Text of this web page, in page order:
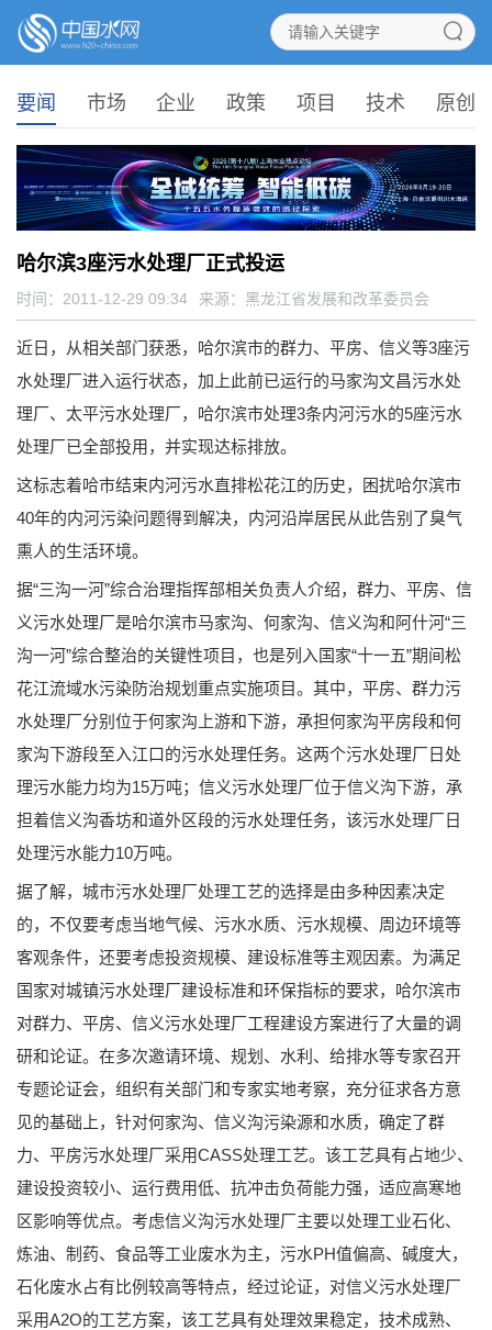
要闻 市场 企业 政策 项目 技术 原创
哈尔滨3座污水处理厂正式投运
时间：2011-12-29 09:34 来源： 黑龙江省发展和改革委员会
近日，从相关部门获悉，哈尔滨市的群力、平房、信义等3座污
水处理厂进入运行状态，加上此前已运行的马家沟文昌污水处
理厂、太平污水处理厂，哈尔滨市处理3条内河污水的5座污水
处理厂已全部投用，并实现达标排放。
这标志着哈市结束内河污水直排松花江的历史，困扰哈尔滨市
40年的内河污染问题得到解决，内河沿岸居民从此告别了臭气
熏人的生活环境。
据“三沟一河”综合治理指挥部相关负责人介绍，群力、平房、信
义污水处理厂是哈尔滨市马家沟、何家沟、信义沟和阿什河“三
沟一河”综合整治的关键性项目，也是列入国家“十一五”期间松
花江流域水污染防治规划重点实施项目。其中，平房、群力污
水处理厂分别位于何家沟上游和下游，承担何家沟平房段和何
家沟下游段至入江口的污水处理任务。这两个污水处理厂日处
理污水能力均为15万吨；信义污水处理厂位于信义沟下游，承
担着信义沟香坊和道外区段的污水处理任务，该污水处理厂日
处理污水能力10万吨。
据了解，城市污水处理厂处理工艺的选择是由多种因素决定
的，不仅要考虑当地气候、污水水质、污水规模、周边环境等
客观条件，还要考虑投资规模、建设标准等主观因素。为满足
国家对城镇污水处理厂建设标准和环保指标的要求，哈尔滨市
对群力、平房、信义污水处理厂工程建设方案进行了大量的调
研和论证。在多次邀请环境、规划、水利、给排水等专家召开
专题论证会，组织有关部门和专家实地考察，充分征求各方意
见的基础上，针对何家沟、信义沟污染源和水质，确定了群
力、平房污水处理厂采用CASS处理工艺。该工艺具有占地少、
建设投资较小、运行费用低、抗冲击负荷能力强，适应高寒地
区影响等优点。考虑信义沟污水处理厂主要以处理工业石化、
炼油、制药、食品等工业废水为主，污水PH值偏高、碱度大，
石化废水占有比例较高等特点，经过论证，对信义污水处理厂
采用A2O的工艺方案，该工艺具有处理效果稳定，技术成熟、